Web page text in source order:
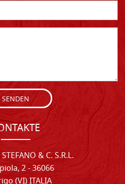
SENDEN
& C. S.R.L.
2 - 36066
(VI) ITALIA